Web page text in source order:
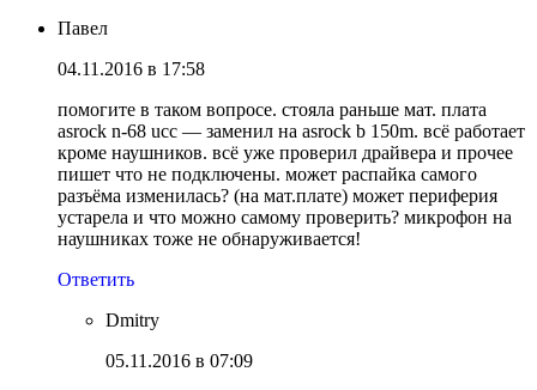
Павел
04.11.2016 в 17:58
помогите в таком вопросе. стояла раньше мат. плата
asrock n-68 ucc — заменил на asrock b 150m. всё работает
кроме наушников. всё уже проверил драйвера и прочее
пишет что не подключены. может распайка самого
разъёма изменилась? (на мат.плате) может периферия
устарела и что можно самому проверить? микрофон на
наушниках тоже не обнаруживается!
Ответить
Dmitry
05.11.2016 в 07:09